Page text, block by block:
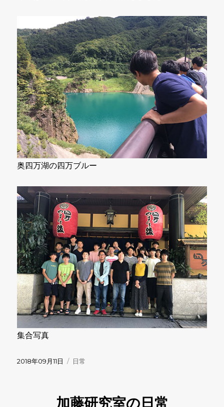
奥四万湖の四万ブルー
集合写真
投
2018年09月11日
カ
ー
日常
加藤研究室の日常